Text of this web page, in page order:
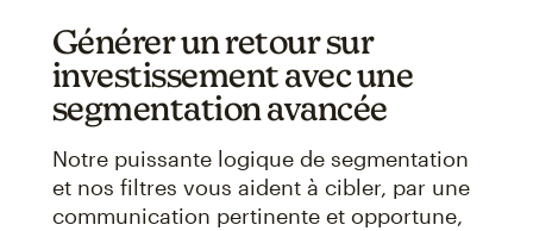
Générer un retour sur
investissement avec une
segmentation avancée
Notre puissante logique de segmentation
et nos filtres vous aident à cibler, par une
communication pertinente et opportune,